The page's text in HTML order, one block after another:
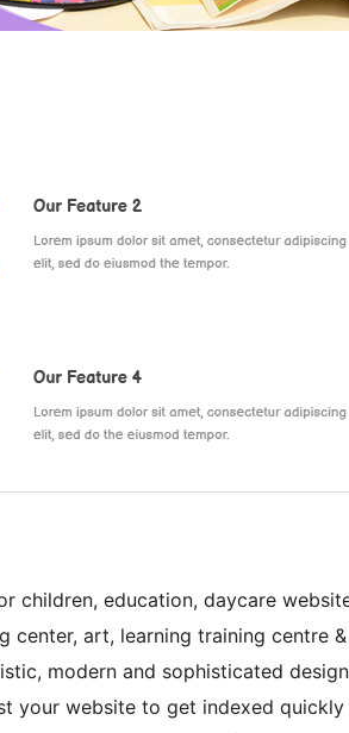
children, education, daycare
center, art, learning training centre
modern and sophisticated
your website to get indexed